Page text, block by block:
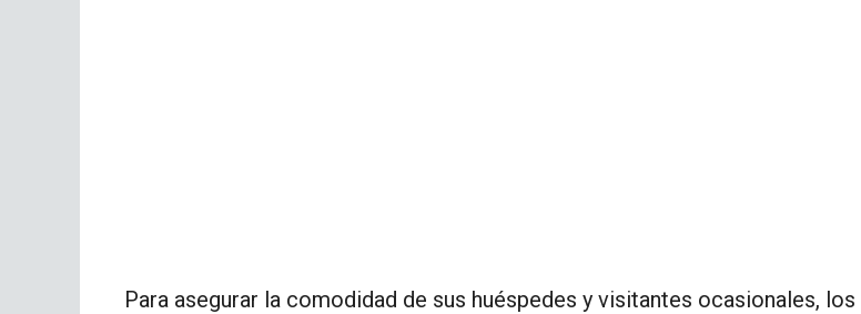
Para asegurar la comodidad de sus huéspedes y visitantes ocasionales, los